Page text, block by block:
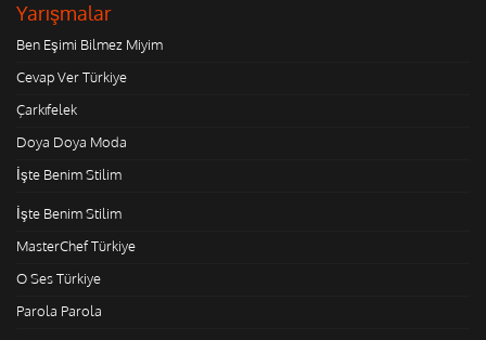
Yarışmalar
Ben Eşimi Bilmez Miyim
Cevap Ver Türkiye
Çarkıfelek
Doya Doya Moda
İşte Benim Stilim
İşte Benim Stilim
MasterChef Türkiye
O Ses Türkiye
Parola Parola